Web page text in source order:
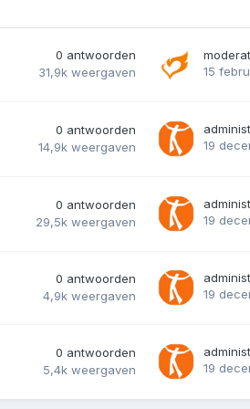
0 antwoorden
31,9k weergaven
15
0 antwoorden
14,9k weergaven
19
0 antwoorden
29,5k weergaven
19
0 antwoorden
4,9k weergaven
19
0 antwoorden
5,4k weergaven
19